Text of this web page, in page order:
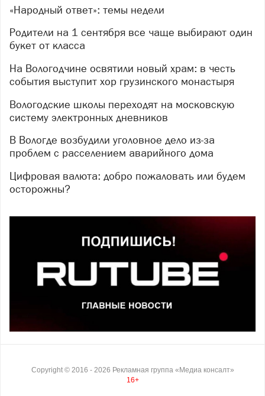
«Народный ответ»: темы недели
Родители на 1 сентября все чаще выбирают один
букет от класса
На Вологодчине освятили новый храм: в честь
события выступит хор грузинского монастыря
Вологодские школы переходят на московскую
систему электронных дневников
В Вологде возбудили уголовное дело из-за
проблем с расселением аварийного дома
Цифровая валюта: добро пожаловать или будем
осторожны?
Copyright © 2016 - 2026 Рекламная группа «Медиа консалт»
16+